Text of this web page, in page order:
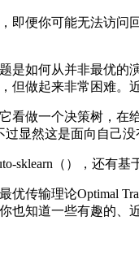
便你可能无法访问
如何从并非最优的
但做起来非常困难。
做一个决策树，在
显然这是面向自己没
（），还有基
输理论Optimal
也知道一些有趣的、